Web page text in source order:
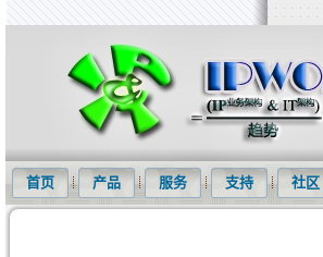
首页 产品 服务 支持 社区